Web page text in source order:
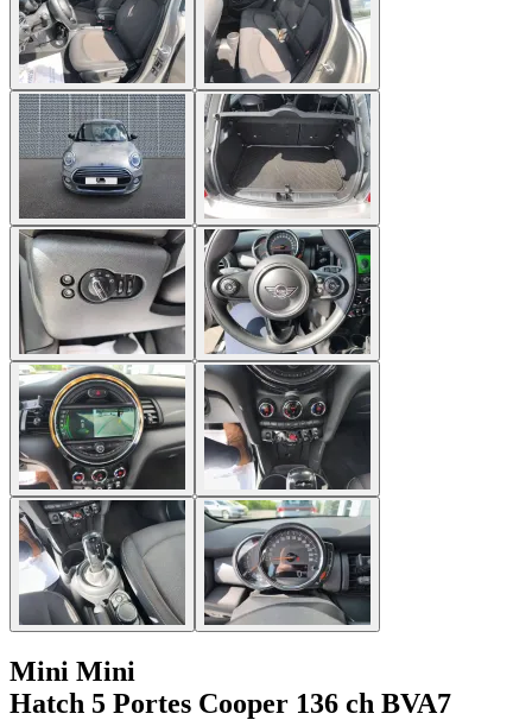
Mini Mini
Hatch 5 Portes Cooper 136 ch BVA7